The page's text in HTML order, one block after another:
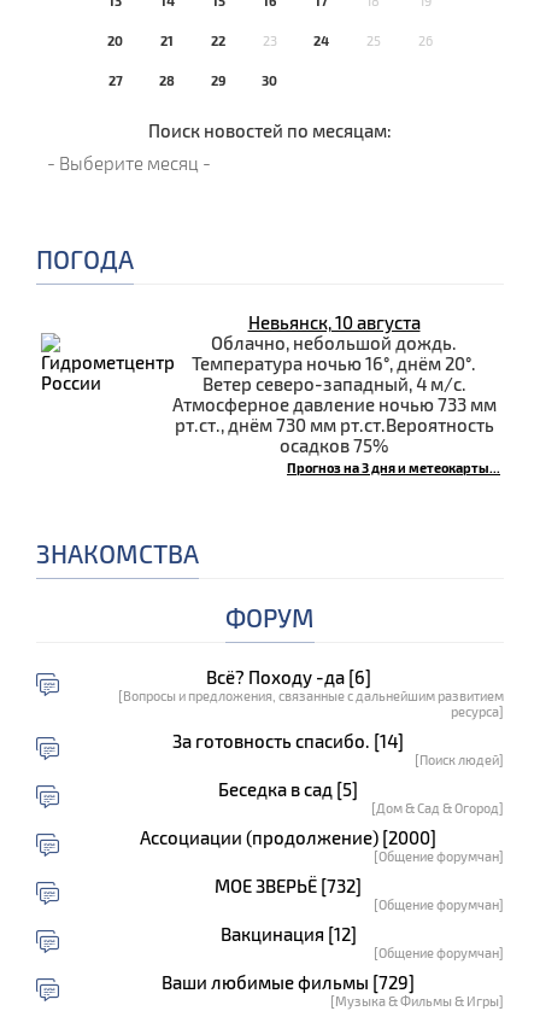
20 21 22 23 24 25 26
27 28 29 30
Поиск новостей по месяцам:
ПОГОДА
Невьянск, 10 августа
Облачно, небольшой дождь.
Температура ночью 16°, днём 20°.
Ветер северо-западный, 4 м/с.
Атмосферное давление ночью 733 мм
рт.ст., днём 730 мм рт.ст.Вероятность
осадков 75%
Прогноз на 3 дня и метеокарты...
ЗНАКОМСТВА
ФОРУМ
Всё? Походу -да [6]
[Вопросы и предложения, связанные с дальнейшим развитием
ресурса]
За готовность спасибо. [14]
[Поиск людей]
Беседка в сад [5]
[Дом & Сад & Огород]
Ассоциации (продолжение) [2000]
[Общение форумчан]
МОЕ ЗВЕРЬЁ [732]
[Общение форумчан]
Вакцинация [12]
[Общение форумчан]
Ваши любимые фильмы [729]
[Музыка & Фильмы & Игры]